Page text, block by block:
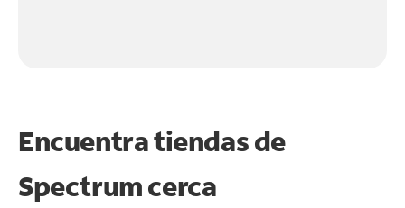
Encuentra tiendas de
Spectrum cerca